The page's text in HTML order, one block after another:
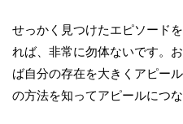
せっかく見つけたエピソード
れば、非常に勿体ないです。
ば自分の存在を大きくアピー
の方法を知ってアピールにつ